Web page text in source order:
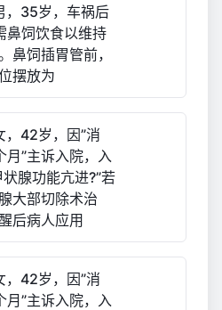
，35岁，车祸后
鼻饲饮食以维持
鼻饲插胃管前，
摆放为
，42岁，因”消
月”主诉入院，入
状腺功能亢进?”若
大部切除术治
后病人应用
，42岁，因”消
月”主诉入院，入